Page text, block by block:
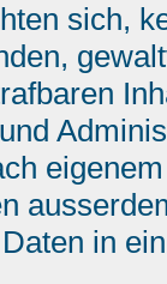
sich,
in